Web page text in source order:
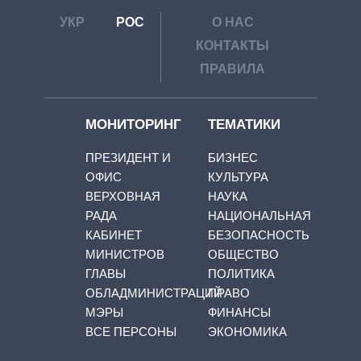
УКР РОС
О НАС
КОНТАКТЫ
ПРАВИЛА
МОНИТОРИНГ
ПРЕЗИДЕНТ И
ОФИС
ВЕРХОВНАЯ
РАДА
КАБИНЕТ
МИНИСТРОВ
ГЛАВЫ
ОБЛАДМИНИСТРАЦИЙ
МЭРЫ
ВСЕ ПЕРСОНЫ
ТЕМАТИКИ
БИЗНЕС
КУЛЬТУРА
НАУКА
НАЦИОНАЛЬНАЯ
БЕЗОПАСНОСТЬ
ОБЩЕСТВО
ПОЛИТИКА
ПРАВО
ФИНАНСЫ
ЭКОНОМИКА